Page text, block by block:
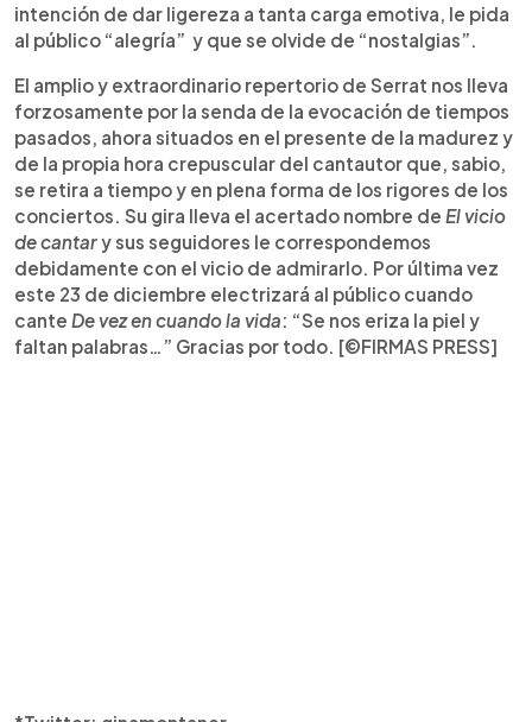
intención de dar ligereza a tanta carga emotiva, le pida
al público “alegría” y que se olvide de “nostalgias”.
El amplio y extraordinario repertorio de Serrat nos lleva
forzosamente por la senda de la evocación de tiempos
pasados, ahora situados en el presente de la madurez y
de la propia hora crepuscular del cantautor que, sabio,
se retira a tiempo y en plena forma de los rigores de los
conciertos. Su gira lleva el acertado nombre de El vicio
de cantary sus seguidores le correspondemos
debidamente con el vicio de admirarlo. Por última vez
este 23 de diciembre electrizará al público cuando
cante De vez en cuando la vida: “Se nos eriza la piel y
faltan palabras…” Gracias por todo. [©FIRMAS PRESS]